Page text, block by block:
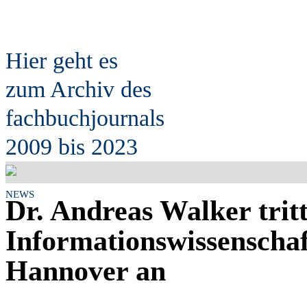
Hier geht es
zum Archiv des
fachbuchjournals
2009 bis 2023
NEWS
Dr. Andreas Walker
Hannover an